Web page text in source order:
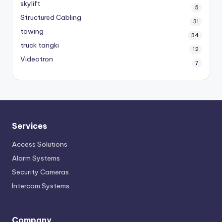
skylift 5
Structured Cabling 31
towing 34
truck tangki 12
Videotron 7
Services
Access Solutions
Alarm Systems
Security Cameras
Intercom Systems